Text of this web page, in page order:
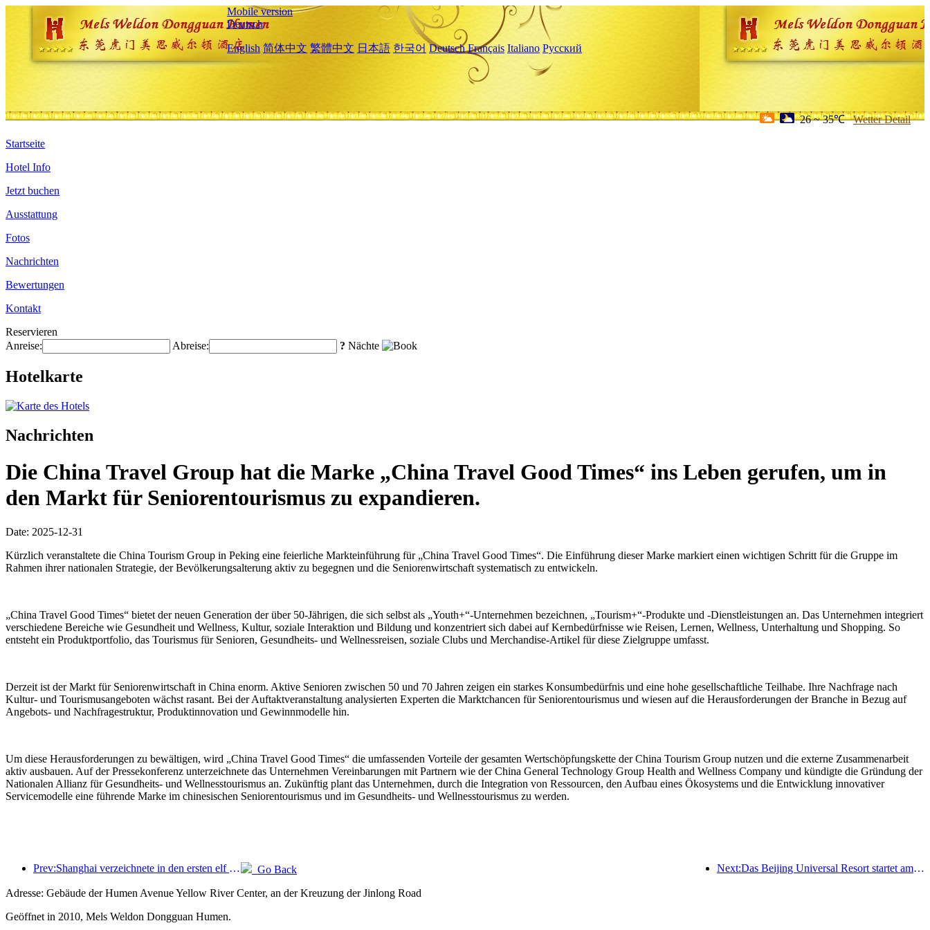
Mobile version
Deutsch
English 简体中文 繁體中文 日本語 한국어 Deutsch Français Italiano Русский
26 ~ 35℃ Wetter Detail
Startseite
Hotel Info
Jetzt buchen
Ausstattung
Fotos
Nachrichten
Bewertungen
Kontakt
Reservieren
Anreise:
Abreise: ? Nächte
Hotelkarte
Nachrichten
Die China Travel Group hat die Marke „China Travel Good Times“ ins Leben gerufen, um in
den Markt für Seniorentourismus zu expandieren.
Date: 2025-12-31
Kürzlich veranstaltete die China Tourism Group in Peking eine feierliche Markteinführung für „China Travel Good Times“. Die Einführung dieser Marke markiert einen wichtigen Schritt für die Gruppe im
Rahmen ihrer nationalen Strategie, der Bevölkerungsalterung aktiv zu begegnen und die Seniorenwirtschaft systematisch zu entwickeln.
„China Travel Good Times“ bietet der neuen Generation der über 50-Jährigen, die sich selbst als „Youth+“-Unternehmen bezeichnen, „Tourism+“-Produkte und -Dienstleistungen an. Das Unternehmen integriert
verschiedene Bereiche wie Gesundheit und Wellness, Kultur, soziale Interaktion und Bildung und konzentriert sich dabei auf Kernbedürfnisse wie Reisen, Lernen, Wellness, Unterhaltung und Shopping. So
entsteht ein Produktportfolio, das Tourismus für Senioren, Gesundheits- und Wellnessreisen, soziale Clubs und Merchandise-Artikel für diese Zielgruppe umfasst.
Derzeit ist der Markt für Seniorenwirtschaft in China enorm. Aktive Senioren zwischen 50 und 70 Jahren zeigen ein starkes Konsumbedürfnis und eine hohe gesellschaftliche Teilhabe. Ihre Nachfrage nach
Kultur- und Tourismusangeboten wächst rasant. Bei der Auftaktveranstaltung analysierten Experten die Marktchancen für Seniorentourismus und wiesen auf die Herausforderungen der Branche in Bezug auf
Angebots- und Nachfragestruktur, Produktinnovation und Gewinnmodelle hin.
Um diese Herausforderungen zu bewältigen, wird „China Travel Good Times“ die umfassenden Vorteile der gesamten Wertschöpfungskette der China Tourism Group nutzen und die externe Zusammenarbeit
aktiv ausbauen. Auf der Pressekonferenz unterzeichnete das Unternehmen Vereinbarungen mit Partnern wie der China General Technology Group Health and Wellness Company und kündigte die Gründung der
Nationalen Allianz für Gesundheits- und Wellnesstourismus an. Zukünftig plant das Unternehmen, durch die Integration von Ressourcen, den Aufbau eines Ökosystems und die Entwicklung innovativer
Servicemodelle eine führende Marke im chinesischen Seniorentourismus und im Gesundheits- und Wellnesstourismus zu werden.
Prev:Shanghai verzeichnete in den ersten elf Monaten des Jahres 8,282 Millionen ankommende Touristen und übertraf damit die anfänglichen Erwartungen. Next:Das Beijing Universal Resort startet am 23. Januar sein 40-tägiges Universal Chinese New Year Event.
Go Back
Adresse: Gebäude der Humen Avenue Yellow River Center, an der Kreuzung der Jinlong Road
Geöffnet in 2010, Mels Weldon Dongguan Humen.